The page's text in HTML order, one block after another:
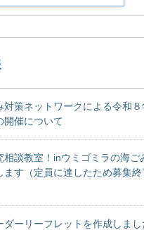
対策ネットワークによる令和
開催について
相談教室！inウミゴミラの海ご
ます（定員に達したため募集終
ーリーフレットを作成しまし